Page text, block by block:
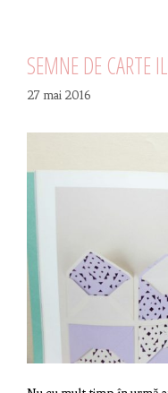
SEMNE DE CARTE
27 mai 2016